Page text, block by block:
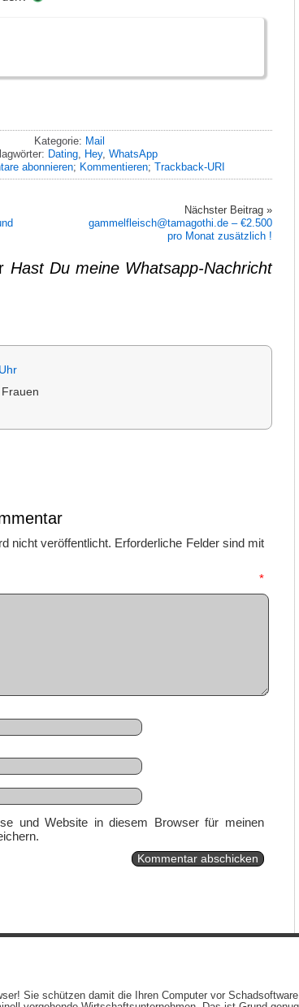
Kategorie: Mail
Dating, Hey, WhatsApp
abonnieren; Kommentieren; Trackback-URI
Nächster Beitrag »
gammelfleisch@tamagothi.de – €2.500
pro Monat zusätzlich !
Hast Du meine Whatsapp-Nachricht
nicht veröffentlicht. Erforderliche Felder sind mit
*
und Website in diesem Browser für meinen
Beiträge (RSS)undKommentare (RSS).
Sie schützen damit die Ihren Computer vor